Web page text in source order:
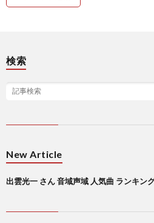
検索
New Article
出雲光一 さん 音域声域 人気曲 ランキン